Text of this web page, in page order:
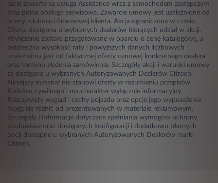
racie zawarte są usługa Assistance wraz z samochodem zastępczym
oraz pełna obsługa serwisowa. Zawarcie umowy jest uzależnione od
oceny zdolności finansowej klienta. Akcja ograniczona w czasie.
Oferta dostępna u wybranych dealerów biorących udział w akcji.
Wyliczenie zostało przygotowane w oparciu o cenę katalogową, a
ostateczna wysokość raty i powyższych danych liczbowych
uzależniona jest od faktycznej oferty cenowej konkretnego dealera
oraz terminu złożenia zamówienia. Szczegóły akcji i warunki umowy
są dostępne u wybranych Autoryzowanych Dealerów Citroen.
Niniejszy materiał nie stanowi oferty w rozumieniu przepisów
Kodeksu cywilnego i ma charakter wyłącznie informacyjny.
Rzeczywisty wygląd i cechy pojazdu oraz opcje jego wyposażenia
mogą się różnić od prezentowanych w materiale reklamowym.
Szczegóły i informacje dotyczące spełniania wymogów ochrony
środowiska oraz dostępnych konfiguracji i dodatkowo płatnych
opcji dostępne u wybranych Autoryzowanych Dealerów marki
Citroen.